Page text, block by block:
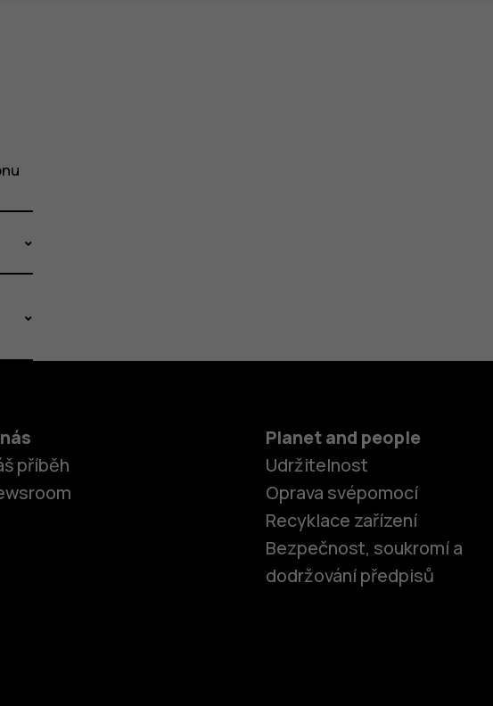
příběh
Planet and people
Udržitelnost
Oprava svépomocí
Recyklace zařízení
Bezpečnost, soukromí a
dodržování předpisů